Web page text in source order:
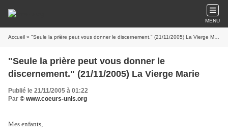
MENU
Accueil » "Seule la prière peut vous donner le discernement." (21/11/2005) La Vierge Marie
"Seule la prière peut vous donner le
discernement." (21/11/2005) La Vierge Marie
Publié le 21/11/2005 à 01:22
Par © www.coeurs-unis.org
Mes enfants,